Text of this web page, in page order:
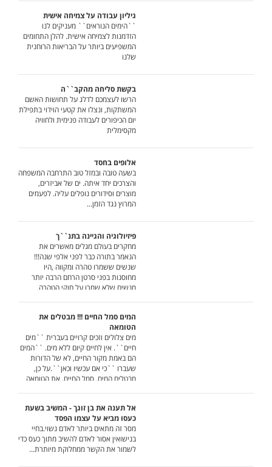
גיליון עבודה על צמיחה אישית
``הימים הנוראים`` מעניקים לנו
הזדמנות לצמיחה אישית. להלן התחומים
המשפיעים ביותר על הבריאות הרוחנית
שלנו
בקשת סליחה מהקב``ה
הרשו לעצמכם לדלג על תחושות האשם
המשתקות, ונצלו את קטעי הוידוי בתפילת
יום הכיפורים לעבודה פנימית ולחוויה
מקסימלית
אלופים בחסד
בשעה טובה ובמזל טוב התרחבה המשפחה
והצרכים יחד איתה. ים של אביזרים,
מוצרים וסידורים נופלים עליה. לפעמים
המרוץ נגד הזמן...
פיזיולוגיה והגיינה בתנ``ך
מחקרים בעולם מגלים מאשרים את
הנאמר בתורה כבר לפני אלפי שנה!!!
שנשים ששמרו טהרה ומקווה ,היו
מחוסנות בפני סרטן הרחם הרבה יותר
מנשים שלא שמרו על חוקי הטהרה.
המים סמל החיים !!! מבטלים את
הטומאה
מים צלולים וזכים קרויים בעברית ``מים
חיים``. אין לחיים קיום ללא מים. ``המים
הם באמת מקור החיים, לא של הדורות
שעברו ``כי אם עכשיו וכאן``.על כן,
מבטלים המים, סמל החיים, את הטומאה
אל תענה את בן זוגך - המשיב בשעת
כעסו מביא על עצמו הפסד
מסר זה מתאים ביותר לאדם נשוי.בחיי
בנישואין אסור לאדם להשיב מתוך כעס כדי
לשמור את הקשר ממחלוקת מיותרת...